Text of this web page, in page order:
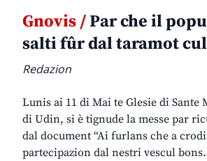
Gnovis /Par che il
salti fûr dal taramot
Redazion
Lunis ai 11 di Mai te Glesie di Sante
di Udin, si è tignude la messe par
dal document “Ai furlans che a
partecipazion dal nestri vescul